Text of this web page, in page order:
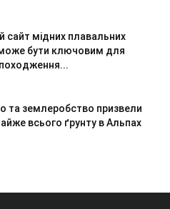
сайт мідних плавальних
може бути ключовим для
та землеробство призвели
всього ґрунту в Альпах